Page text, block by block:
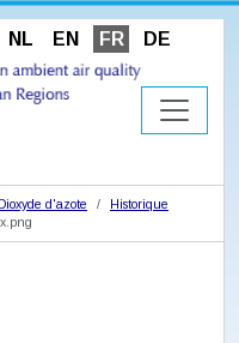
NL EN FR DE
Dioxyde d'azote
Historique